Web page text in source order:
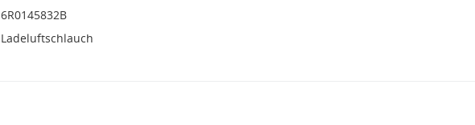
6R0145832B
Ladeluftschlauch